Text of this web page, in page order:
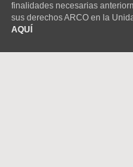
finalidades necesarias
sus derechos ARCO en la
AQUÍ